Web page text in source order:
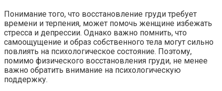
Понимание того, что восстановление груди требует
времени и терпения, может помочь женщине избежать
стресса и депрессии. Однако важно помнить, что
самоощущение и образ собственного тела могут сильно
повлиять на психологическое состояние. Поэтому,
помимо физического восстановления груди, не менее
важно обратить внимание на психологическую
поддержку.